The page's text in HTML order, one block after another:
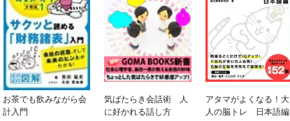
お茶でも飲みながら会
計入門
気ばたらき会話術 人
に好かれる話し方
アタマがよくなる！大
人の脳トレ 日本語編